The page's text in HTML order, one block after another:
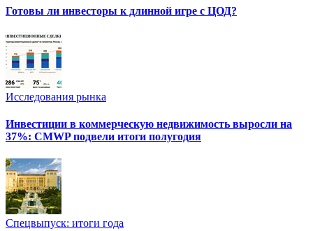
Готовы ли инвесторы к длинной игре с ЦОД?
Исследования рынка
Инвестиции в коммерческую недвижимость выросли на
37%: CMWP подвели итоги полугодия
Спецвыпуск: итоги года